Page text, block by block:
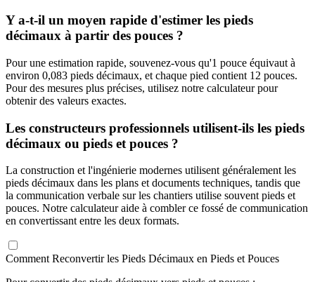
Y a-t-il un moyen rapide d'estimer les pieds
décimaux à partir des pouces ?
Pour une estimation rapide, souvenez-vous qu'1 pouce équivaut à
environ 0,083 pieds décimaux, et chaque pied contient 12 pouces.
Pour des mesures plus précises, utilisez notre calculateur pour
obtenir des valeurs exactes.
Les constructeurs professionnels utilisent-ils les pieds
décimaux ou pieds et pouces ?
La construction et l'ingénierie modernes utilisent généralement les
pieds décimaux dans les plans et documents techniques, tandis que
la communication verbale sur les chantiers utilise souvent pieds et
pouces. Notre calculateur aide à combler ce fossé de communication
en convertissant entre les deux formats.
Comment Reconvertir les Pieds Décimaux en Pieds et Pouces